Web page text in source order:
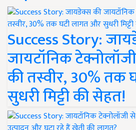
Success Story:
जायटॉनिक
की तस्वीर, 30% तक
सुधरी मिट्टी की सेहत!